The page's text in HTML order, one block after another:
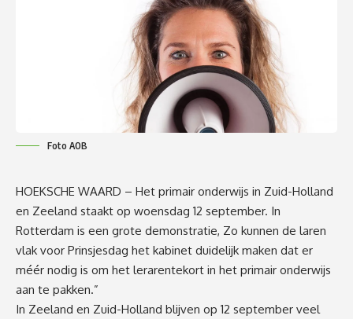
Foto AOB
HOEKSCHE WAARD – Het primair onderwijs in Zuid-Holland
en Zeeland staakt op woensdag 12 september. In
Rotterdam is een grote demonstratie, Zo kunnen de laren
vlak voor Prinsjesdag het kabinet duidelijk maken dat er
méér nodig is om het lerarentekort in het primair onderwijs
aan te pakken.”
In Zeeland en Zuid-Holland blijven op 12 september veel